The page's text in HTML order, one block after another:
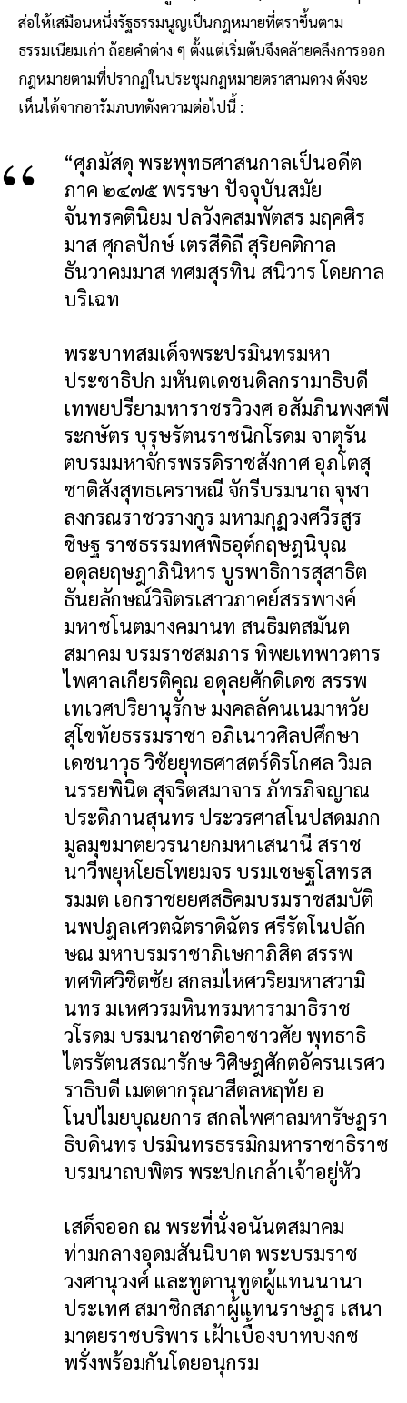
ส่อให้เสมือนหนึ่งรัฐธรรมนูญเป็นกฎหมายที่ตราขึ้นตาม
ธรรมเนียมเก่า ถ้อยคำต่าง ๆ ตั้งแต่เริ่มต้นจึงคล้ายคลึงการออก
กฎหมายตามที่ปรากฏในประชุมกฎหมายตราสามดวง ดังจะ
เห็นได้จากอารัมภบทดังความต่อไปนี้ :
“ศุภมัสดุ พระพุทธศาสนกาลเป็นอดีต
ภาค ๒๔๗๕ พรรษา ปัจจุบันสมัย
จันทรคตินิยม ปลวังคสมพัตสร มฤคศิร
มาส ศุกลปักษ์ เตรสีดิถี สุริยคติกาล
ธันวาคมมาส ทศมสุรทิน สนิวาร โดยกาล
บริเฉท
พระบาทสมเด็จพระปรมินทรมหา
ประชาธิปก มหันตเดชนดิลกรามาธิบดี
เทพยปรียามหาราชรวิวงศ อสัมภินพงศพี
ระกษัตร บุรุษรัตนราชนิกโรดม จาตุรัน
ตบรมมหาจักรพรรดิราชสังกาศ อุภโตสุ
ชาติสังสุทธเคราหณี จักรีบรมนาถ จุฬา
ลงกรณราชวรางกูร มหามกุฏวงศวีรสูร
ชิษฐ ราชธรรมทศพิธอุต์กฤษฎนิบุณ
อดุลยฤษฎาภินิหาร บูรพาธิการสุสาธิต
ธันยลักษณ์วิจิตรเสาวภาคย์สรรพางค์
มหาชโนตมางคมานท สนธิมตสมันต
สมาคม บรมราชสมภาร ทิพยเทพาวตาร
ไพศาลเกียรติคุณ อดุลยศักดิเดช สรรพ
เทเวศปริยานุรักษ มงคลลัคนเนมาหวัย
สุโขทัยธรรมราชา อภิเนาวศิลปศึกษา
เดชนาวุธ วิชัยยุทธศาสตร์ดิรโกศล วิมล
นรรยพินิต สุจริตสมาจาร ภัทรภิจญาณ
ประดิภานสุนทร ประวรศาสโนปสดมภก
มูลมุขมาตยวรนายกมหาเสนานี สราช
นาวีพยุหโยธโพยมจร บรมเชษฐโสทรส
รมมต เอกราชยยศสธิคมบรมราชสมบัติ
นพปฎลเศวตฉัตราดิฉัตร ศรีรัตโนปลัก
ษณ มหาบรมราชาภิเษกาภิสิต สรรพ
ทศทิศวิชิตชัย สกลมไหศวริยมหาสวามิ
นทร มเหศวรมหินทรมหารามาธิราช
วโรดม บรมนาถชาติอาชาวศัย พุทธาธิ
ไตรรัตนสรณารักษ วิศิษฎศักตอัครนเรศว
ราธิบดี เมตตากรุณาสีตลหฤทัย อ
โนปไมยบุณยการ สกลไพศาลมหารัษฎรา
ธิบดินทร ปรมินทรธรรมิกมหาราชาธิราช
บรมนาถบพิตร พระปกเกล้าเจ้าอยู่หัว
เสด็จออก ณ พระที่นั่งอนันตสมาคม
ท่ามกลางอุดมสันนิบาต พระบรมราช
วงศานุวงศ์ และทูตานุทูตผู้แทนนานา
ประเทศ สมาชิกสภาผู้แทนราษฎร เสนา
มาตยราชบริพาร เฝ้าเบื้องบาทบงกช
พรั่งพร้อมกันโดยอนุกรม